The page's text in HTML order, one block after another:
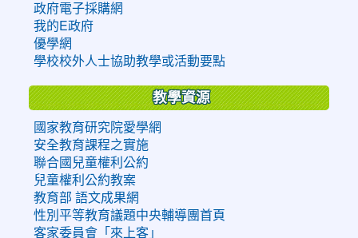
政府電子採購網
我的E政府
優學網
學校校外人士協助教學或活動要點
教學資源
國家教育研究院愛學網
安全教育課程之實施
聯合國兒童權利公約
兒童權利公約教案
教育部 語文成果網
性別平等教育議題中央輔導團首頁
客家委員會「來上客」